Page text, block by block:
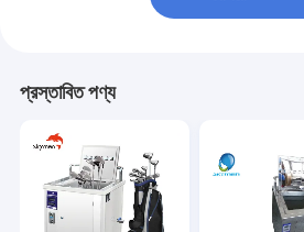
প্রস্তাবিত পণ্য